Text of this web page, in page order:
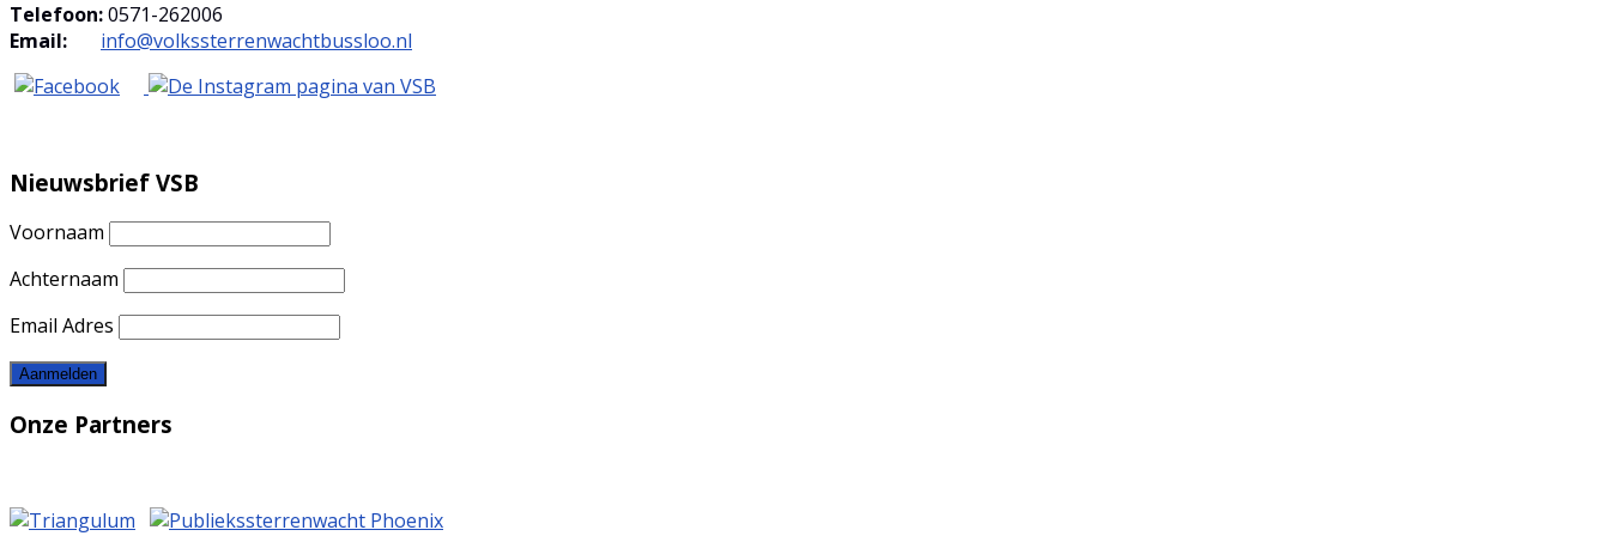
Telefoon:0571-262006
Email: info@volkssterrenwachtbussloo.nl
Nieuwsbrief VSB
Voornaam
Achternaam
Email Adres
Onze Partners